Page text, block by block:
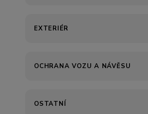
EXTERIÉR
OCHRANA VOZU A NÁVĚSU
OSTATNÍ